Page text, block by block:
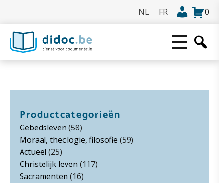
0
Productcategorieën
Gebedsleven (58)
Moraal, theologie, filosofie (59)
Actueel (25)
Christelijk leven (117)
Sacramenten (16)